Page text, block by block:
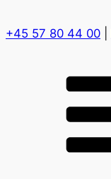
+45 57 80 44 00